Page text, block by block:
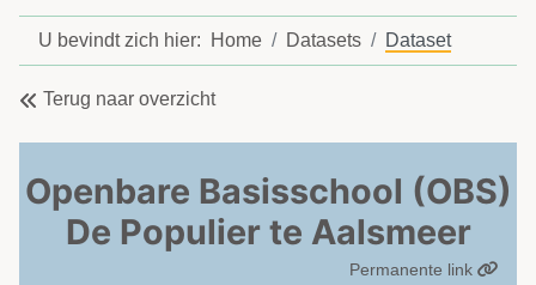
U bevindt zich hier: Home Datasets Dataset
Terug naar overzicht
Openbare Basisschool (OBS)
De Populier te Aalsmeer
Permanente link